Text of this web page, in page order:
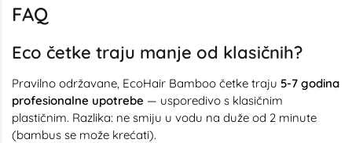
FAQ
Eco četke traju manje od klasičnih?
Pravilno održavane, EcoHair Bamboo četke traju 5-7 godina
profesionalne upotrebe — usporedivo s klasičnim
plastičnim. Razlika: ne smiju u vodu na duže od 2 minute
(bambus se može krećati).